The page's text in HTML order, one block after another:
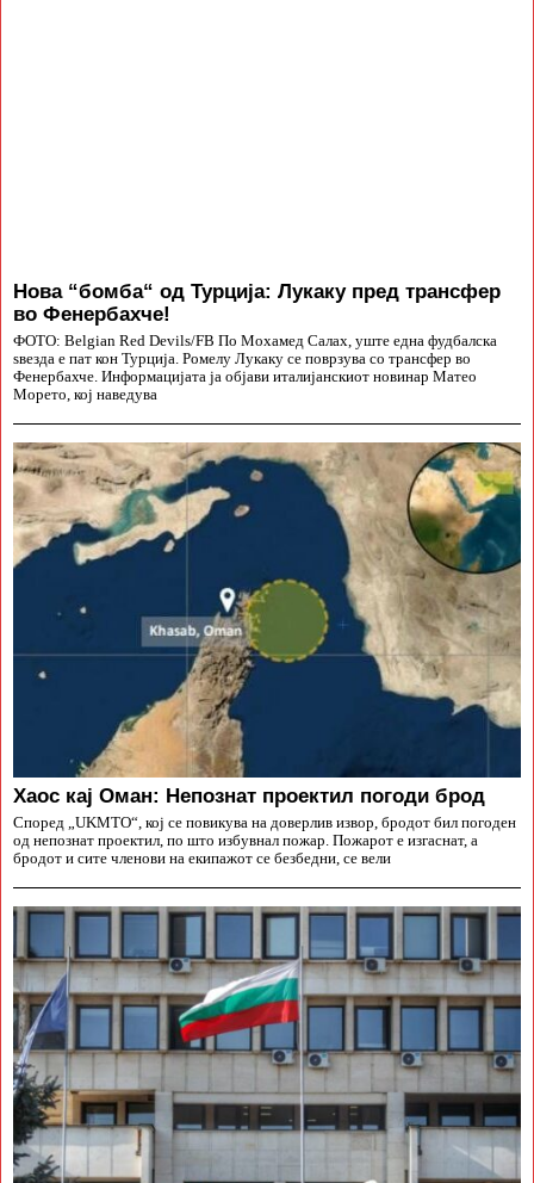
Нова “бомба“ од Турција: Лукаку пред трансфер
во Фенербахче!
ФОТО: Belgian Red Devils/FB По Мохамед Салах, уште една фудбалска
ѕвезда е пат кон Турција. Ромелу Лукаку се поврзува со трансфер во
Фенербахче. Информацијата ја објави италијанскиот новинар Матео
Морето, кој наведува
Хаос кај Оман: Непознат проектил погоди брод
Според „UKMTO“, кој се повикува на доверлив извор, бродот бил погоден
од непознат проектил, по што избувнал пожар. Пожарот е изгаснат, а
бродот и сите членови на екипажот се безбедни, се вели